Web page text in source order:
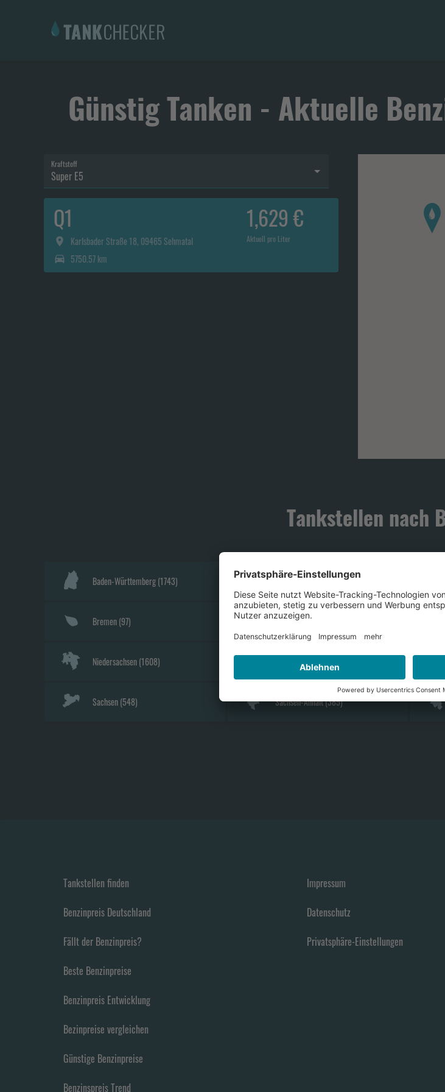
Günstig Tanken - Aktuelle
Kraftstoff
Super E5
Q1
Karlsbader Straße 18, 09465 Sehmatal
5750.57 km
1,629 €
Aktuell pro Liter
Tankstellen nach
Baden-Württemberg(1743) Bayern (2154)
Bremen(97) Hamburg(209
Niedersachsen(1608) Nordrhein-Westfalen
Sachsen(548) Sachsen-Anhalt(385)
Tankstellen finden
Benzinpreis Deutschland
Fällt der Benzinpreis?
Beste Benzinpreise
Benzinpreis Entwicklung
Bezinpreise vergleichen
Günstige Benzinpreise
Benzinspreis Trend
Impressum
Datenschutz
Privatsphäre-Einstellungen